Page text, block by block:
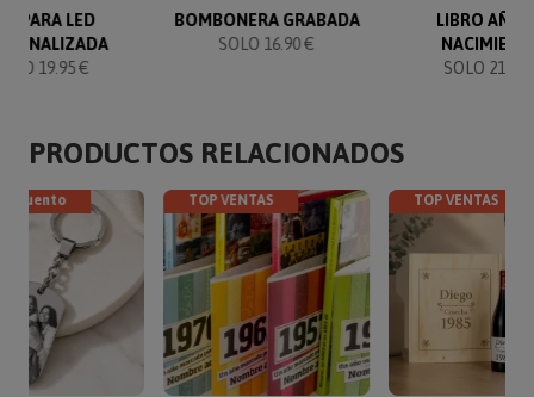
LED
19.95 €
BOMBONERA GRABADA
SOLO 16.90 €
LIBRO AÑO
SOLO 21.95
PRODUCTOS RELACIONADOS
TOP VENTAS TOP VENTAS